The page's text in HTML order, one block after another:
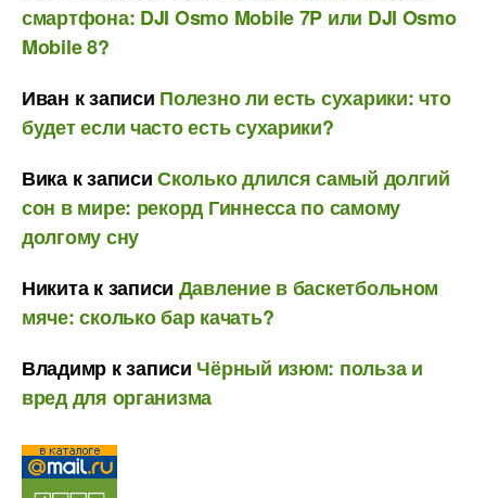
смартфона: DJI Osmo Mobile 7P или DJI Osmo
Mobile 8?
Иван к записи Полезно ли есть сухарики: что
будет если часто есть сухарики?
Викак записиСколько длился самый долгий
сон в мире: рекорд Гиннесса по самому
долгому сну
Никитак записи Давление в баскетбольном
мяче: сколько бар качать?
Владимр к записи Чёрный изюм: польза и
вред для организма